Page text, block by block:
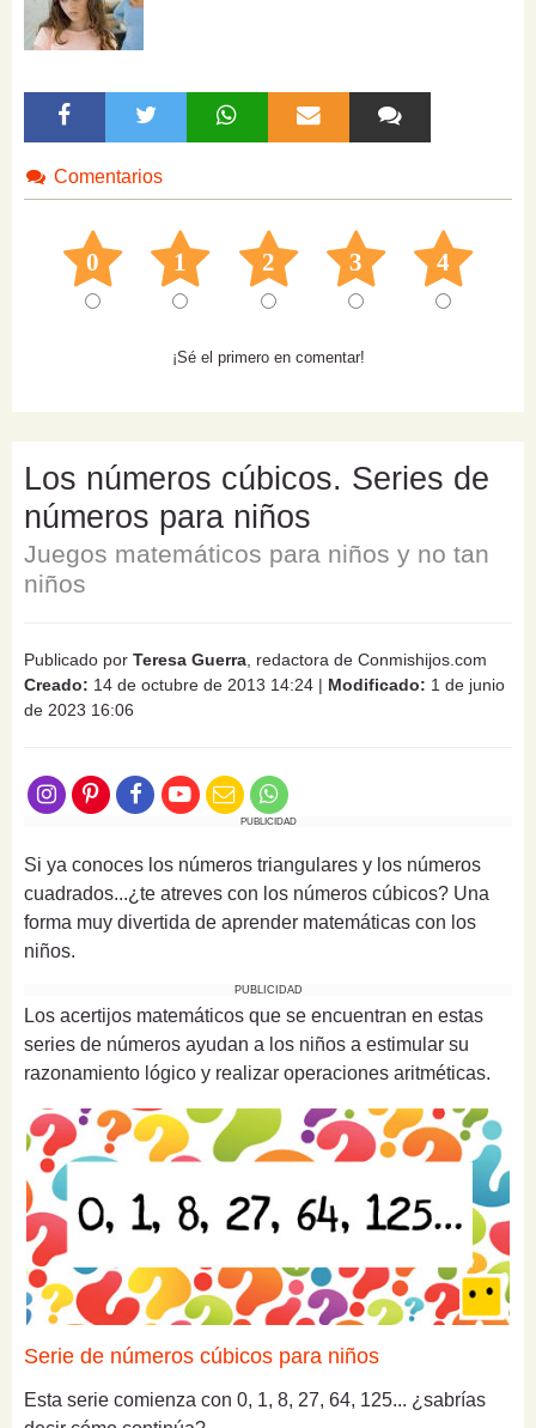
Comentarios
0 1 2 3 4
¡Sé el primero en comentar!
Los números cúbicos. Series de
números para niños
Juegos matemáticos para niños y no tan
niños
Publicado por Teresa Guerra , redactora de Conmishijos.com
Creado: 14 de octubre de 2013 14:24 | Modificado: 1 de junio
de 2023 16:06
PUBLICIDAD
Si ya conoces los números triangulares y los números
cuadrados...¿te atreves con los números cúbicos? Una
forma muy divertida de aprender matemáticas con los
niños.
PUBLICIDAD
Los acertijos matemáticos que se encuentran en estas
series de números ayudan a los niños a estimular su
razonamiento lógico y realizar operaciones aritméticas.
Serie de números cúbicos para niños
Esta serie comienza con 0, 1, 8, 27, 64, 125... ¿sabrías